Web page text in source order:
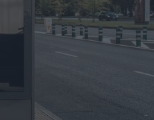
DE INCLUSIÓN
CAMPAÑA GLOBAL DE MARCA